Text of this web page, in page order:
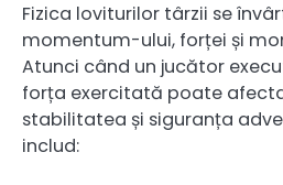
Fizica loviturilor târzii se
momentum-ului, forței și
Atunci când un jucător
forța exercitată poate
stabilitatea și siguranța
includ: